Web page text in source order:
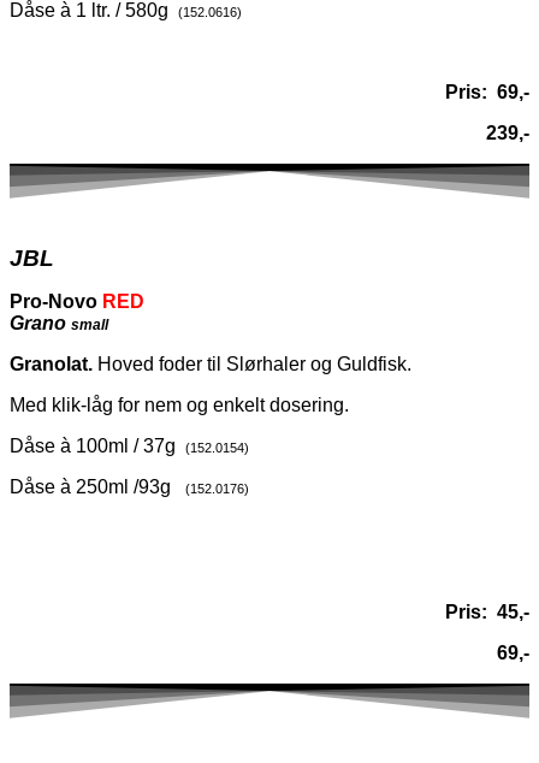
Dåse à 1 ltr. / 580g (152.0616)
Pris: 69,-
239,-
JBL
Pro-Novo RED
Grano small
Granolat. Hoved foder til Slørhaler og Guldfisk.
Med klik-låg for nem og enkelt dosering.
Dåse à 100ml / 37g
(152.0154)
Dåse à 250ml /93g (152.0176)
Pris: 45,-
69,-